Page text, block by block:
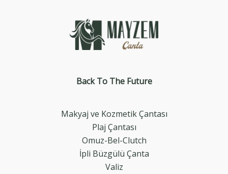
Back To The Future
Makyaj ve Kozmetik Çantası
Plaj Çantası
Omuz-Bel-Clutch
İpli Büzgülü Çanta
Valiz